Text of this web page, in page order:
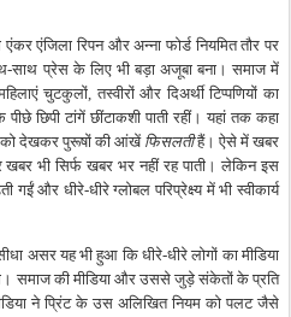
एंजिला रिपन और अन्ना फोर्ड नियमित तौर पर
साथ प्रेस के लिए भी बड़ा अजूबा बना। समाज में
चुटकुलों, तस्वीरों और दिअर्थी टिप्पणियों का
छिपी टांगें छींटाकशी पाती रहीं। यहां तक कहा
को देखकर पुरूषों की आंखेंफिसलतीहैं। ऐसे में खबर
खबर भी सिर्फ खबर भर नहीं रह पाती। लेकिन इस
और धीरे-धीरे ग्लोबल परिप्रेक्ष्य में भी स्वीकार्य
असर यह भी हुआ कि धीरे-धीरे लोगों का मीडिया
समाज की मीडिया और उससे जुड़े संकेतों के प्रति
ने प्रिंट के उस अलिखित नियम को पलट जैसे